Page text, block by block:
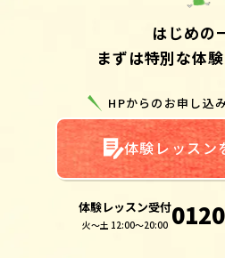
はじめの
まずは特別な体
HPからのお申し込
体験レッスン
体験レッスン受付
火～土 12:00～20:00